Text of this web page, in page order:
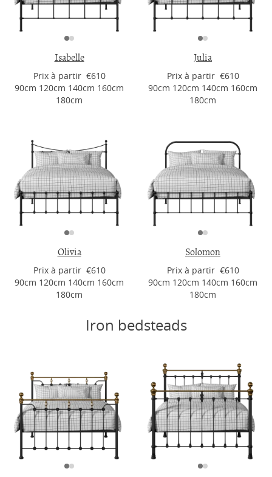
Isabelle
Prix ​​à partir €610
90cm 120cm 140cm 160cm
180cm
Julia
Prix ​​à partir €610
90cm 120cm 140cm 160cm
180cm
Olivia
Prix ​​à partir €610
90cm 120cm 140cm 160cm
180cm
Solomon
Prix ​​à partir €610
90cm 120cm 140cm 160cm
180cm
Iron bedsteads